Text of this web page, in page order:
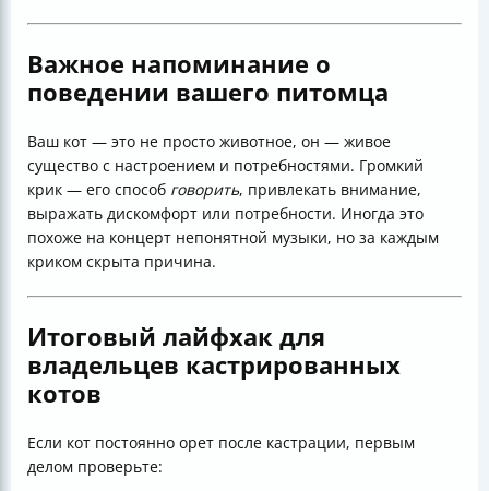
Важное напоминание о
поведении вашего питомца
Ваш кот — это не просто животное, он — живое
существо с настроением и потребностями. Громкий
крик — его способ говорить, привлекать внимание,
выражать дискомфорт или потребности. Иногда это
похоже на концерт непонятной музыки, но за каждым
криком скрыта причина.
Итоговый лайфхак для
владельцев кастрированных
котов
Если кот постоянно орет после кастрации, первым
делом проверьте: